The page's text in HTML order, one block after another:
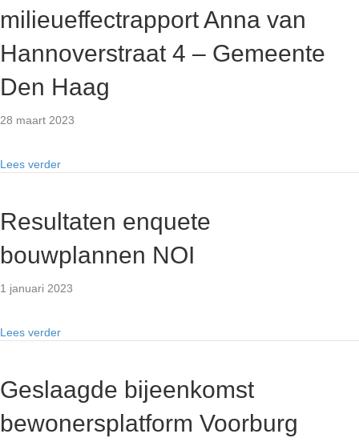
milieueffectrapport Anna van
Hannoverstraat 4 – Gemeente
Den Haag
28 maart 2023
Lees verder
Resultaten enquete
bouwplannen NOI
1 januari 2023
Lees verder
Geslaagde bijeenkomst
bewonersplatform Voorburg